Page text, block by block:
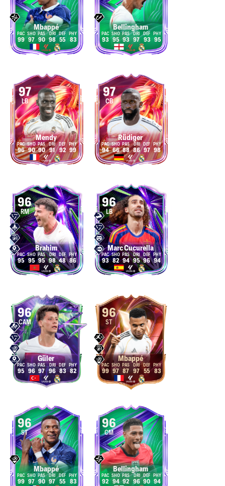
Mbappé
99 97 90 98 55 83
Bellingham
93 95 93 97 93 95
97
LB
Mendy
96 90 90 91 92 99
97
CB
Rüdiger
94 66 88 86 97 98
96
RM
Brahim
95 95 95 98 48 86
96
LB
Marc Cucurella
93 82 94 95 96 94
96
CAM
Güler
95 96 97 96 83 82
96
ST
Mbappé
99 97 87 97 55 83
96
ST
Mbappé
99 97 90 97 55 83
96
CM
Bellingham
92 94 92 96 90 94